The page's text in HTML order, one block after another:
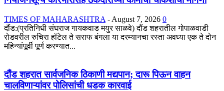
TIMES OF MAHARASHTRA - August 7, 2026 0
दौंड:(प्रतिनिधी संघराज गायकवाड मयुर साळवे) दौंड शहरातील गोपाळवाडी
रोडवरील रुचिरा हॉटेल ते सराफ बंगला या दरम्यानचा रस्ता अवघ्या एक ते दोन
महिन्यांपूर्वी पूर्ण करण्यात...
दौंड शहरात सार्वजनिक ठिकाणी मद्यपान; दारू पिऊन वाहन
चालविणाऱ्यांवर पोलिसांची धडक कारवाई